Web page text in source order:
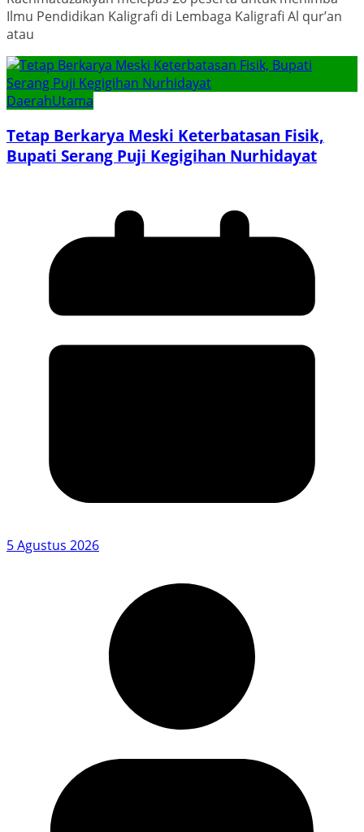
Ilmu Pendidikan Kaligrafi di Lembaga Kaligrafi Al qur’an
atau
DaerahUtama
Tetap Berkarya Meski Keterbatasan Fisik,
Bupati Serang Puji Kegigihan Nurhidayat
5 Agustus 2026